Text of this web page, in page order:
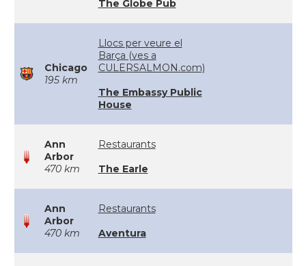
The Globe Pub
Chicago
195 km
Llocs per veure el
Barça (ves a
CULERSALMON.com)
The Embassy Public
House
Ann
Arbor
470 km
Restaurants
The Earle
Ann
Arbor
470 km
Restaurants
Aventura